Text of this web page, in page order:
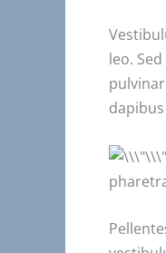
leo.